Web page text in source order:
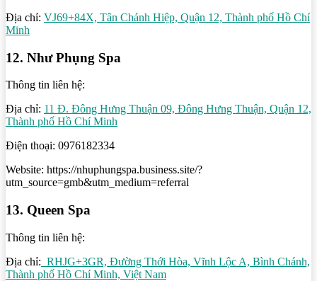
Địa chỉ: VJ69+84X, Tân Chánh Hiệp, Quận 12, Thành phố Hồ Chí
Minh
12. Như Phụng Spa
Thông tin liên hệ:
Địa chỉ: 11 Đ. Đông Hưng Thuận 09, Đông Hưng Thuận, Quận 12,
Thành phố Hồ Chí Minh
Điện thoại: 0976182334
Website: https://nhuphungspa.business.site/?
utm_source=gmb&utm_medium=referral
13. Queen Spa
Thông tin liên hệ:
Địa chỉ: RHJG+3GR, Đường Thới Hòa, Vĩnh Lộc A, Bình Chánh,
Thành phố Hồ Chí Minh, Việt Nam